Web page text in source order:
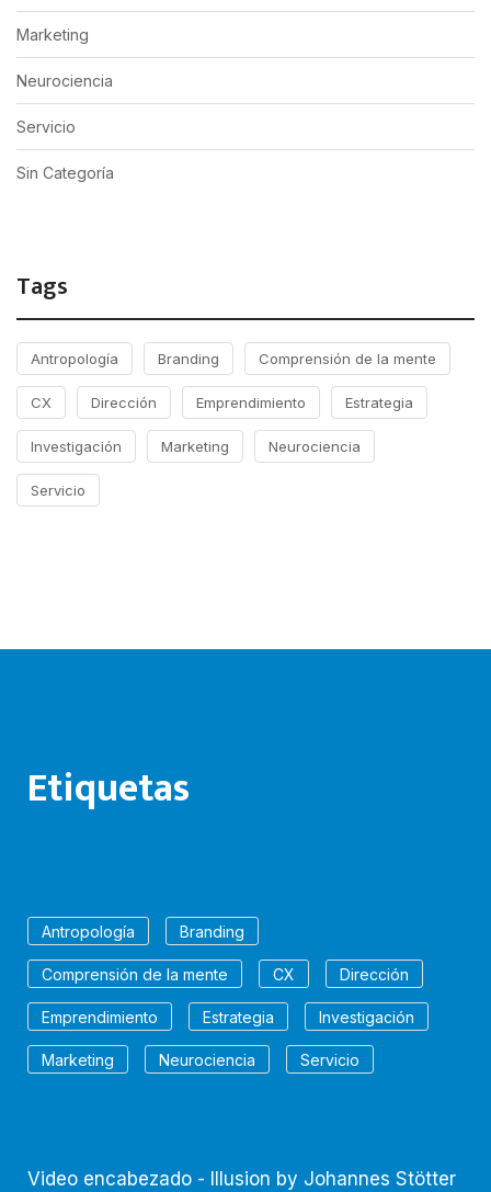
Marketing
Neurociencia
Servicio
Sin Categoría
Tags
Antropología Branding Comprensión de la mente
CX Dirección Emprendimiento Estrategia
Investigación Marketing Neurociencia
Servicio
Etiquetas
Antropología Branding
Comprensión de la mente CX Dirección
Emprendimiento Estrategia Investigación
Marketing Neurociencia Servicio
Video encabezado - Illusion by Johannes Stötter